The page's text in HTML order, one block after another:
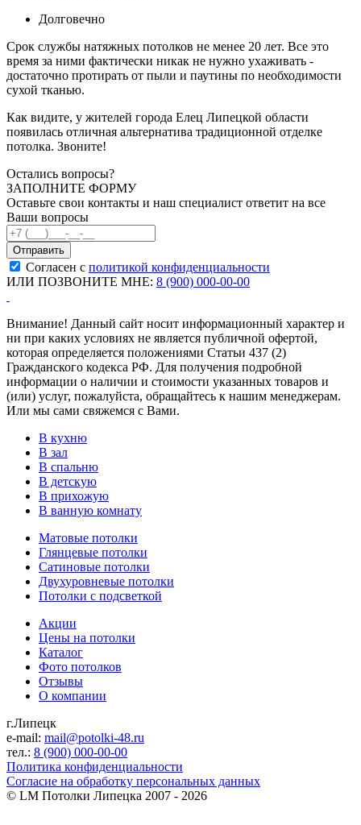
Долговечно
Срок службы натяжных потолков не менее 20 лет. Все это
время за ними фактически никак не нужно ухаживать -
достаточно протирать от пыли и паутины по необходимости
сухой тканью.
Как видите, у жителей города Елец Липецкой области
появилась отличная альтернатива традиционной отделке
потолка. Звоните!
Остались вопросы?
ЗАПОЛНИТЕ ФОРМУ
Оставьте свои контакты и наш специалист ответит на все
Ваши вопросы
Согласен с политикой конфиденциальности
ИЛИ ПОЗВОНИТЕ МНЕ: 8 (900) 000-00-00
Внимание! Данный сайт носит информационный характер и
ни при каких условиях не является публичной офертой,
которая определяется положениями Статьи 437 (2)
Гражданского кодекса РФ. Для получения подробной
информации о наличии и стоимости указанных товаров и
(или) услуг, пожалуйста, обращайтесь к нашим менеджерам.
Или мы сами свяжемся с Вами.
В кухню
В зал
В спальню
В детскую
В прихожую
В ванную комнату
Матовые потолки
Глянцевые потолки
Сатиновые потолки
Двухуровневые потолки
Потолки с подсветкой
Акции
Цены на потолки
Каталог
Фото потолков
Отзывы
О компании
г.Липецк
e-mail: mail@potolki-48.ru
тел.: 8 (900) 000-00-00
Политика конфиденциальности
Согласие на обработку персональных данных
© LM Потолки Липецка 2007 - 2026